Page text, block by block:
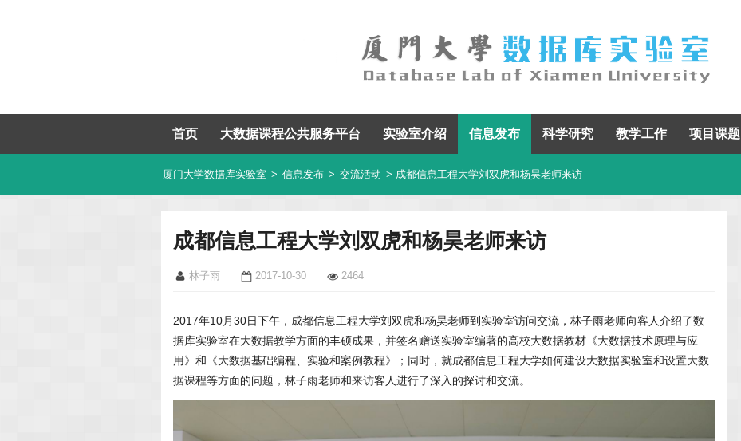
首页 大数据课程公共服务平台 实验室介绍 信息发布 科学研究 教学工作 项目课题
厦门大学数据库实验室 > 信息发布 > 交流活动 > 成都信息工程大学刘双虎和杨昊老师来访
成都信息工程大学刘双虎和杨昊老师来访
林子雨 2017-10-30 2464
2017年10月30日下午，成都信息工程大学刘双虎和杨昊老师到实验室访问交流，林子雨老师向客人介绍了数
据库实验室在大数据教学方面的丰硕成果，并签名赠送实验室编著的高校大数据教材《大数据技术原理与应
用》和《大数据基础编程、实验和案例教程》；同时，就成都信息工程大学如何建设大数据实验室和设置大数
据课程等方面的问题，林子雨老师和来访客人进行了深入的探讨和交流。